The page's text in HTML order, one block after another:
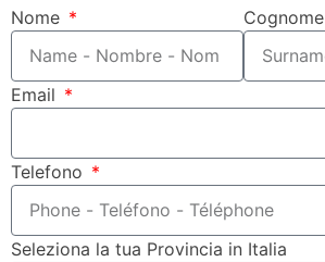
Nome Cognome
Email
Telefono
Seleziona la tua Provincia in Italia